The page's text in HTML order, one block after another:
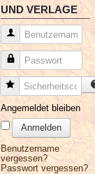
UND VERLAGE
Benutzername
Passwort
Sicherheitscode
Angemeldet bleiben
Anmelden
Benutzername
vergessen?
Passwort vergessen?